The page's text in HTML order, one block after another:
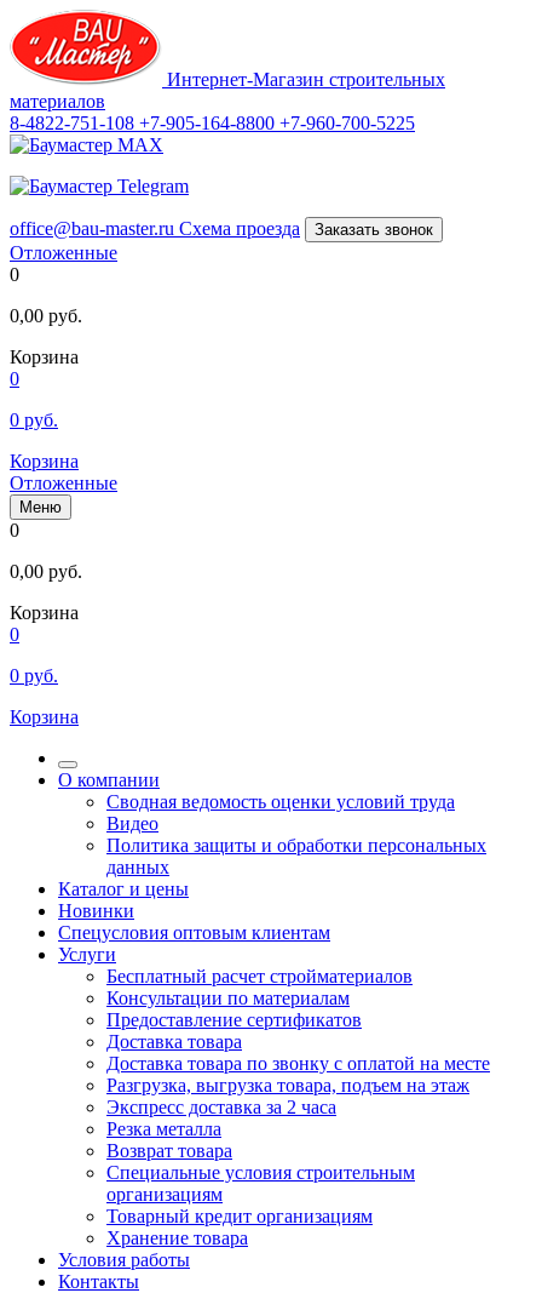
Интернет-Магазин строительных
материалов
8-4822-751-108 +7-905-164-8800 +7-960-700-5225
office@bau-master.ru Схема проезда Заказать звонок
Отложенные
0
0,00 руб.
Корзина
0
0 руб.
Корзина
Отложенные
Меню
0
0,00 руб.
Корзина
0
0 руб.
Корзина
О компании
Сводная ведомость оценки условий труда
Видео
Политика защиты и обработки персональных
данных
Каталог и цены
Новинки
Спецусловия оптовым клиентам
Услуги
Бесплатный расчет стройматериалов
Консультации по материалам
Предоставление сертификатов
Доставка товара
Доставка товара по звонку с оплатой на месте
Разгрузка, выгрузка товара, подъем на этаж
Экспресс доставка за 2 часа
Резка металла
Возврат товара
Специальные условия строительным
организациям
Товарный кредит организациям
Хранение товара
Условия работы
Контакты